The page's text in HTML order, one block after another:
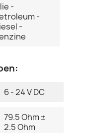
-
-
-
6 - 24 V DC
79.5 Ohm ±
2.5 Ohm